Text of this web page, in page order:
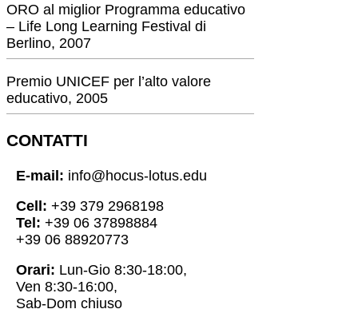
ORO al miglior Programma educativo
– Life Long Learning Festival di
Berlino, 2007
Premio UNICEF per l’alto valore
educativo, 2005
CONTATTI
E-mail: info@hocus-lotus.edu
Cell: +39 379 2968198
Tel: +39 06 37898884
+39 06 88920773
Orari: Lun-Gio 8:30-18:00,
Ven 8:30-16:00,
Sab-Dom chiuso